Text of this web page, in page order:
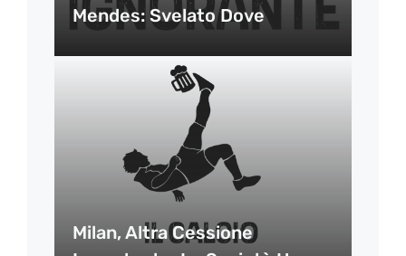
Mendes: Svelato Dove
Milan, Altra Cessione